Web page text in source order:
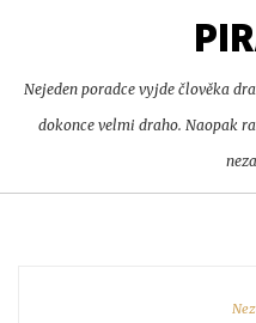
Nejeden poradce vyjde člověka
dokonce velmi draho. Naopak